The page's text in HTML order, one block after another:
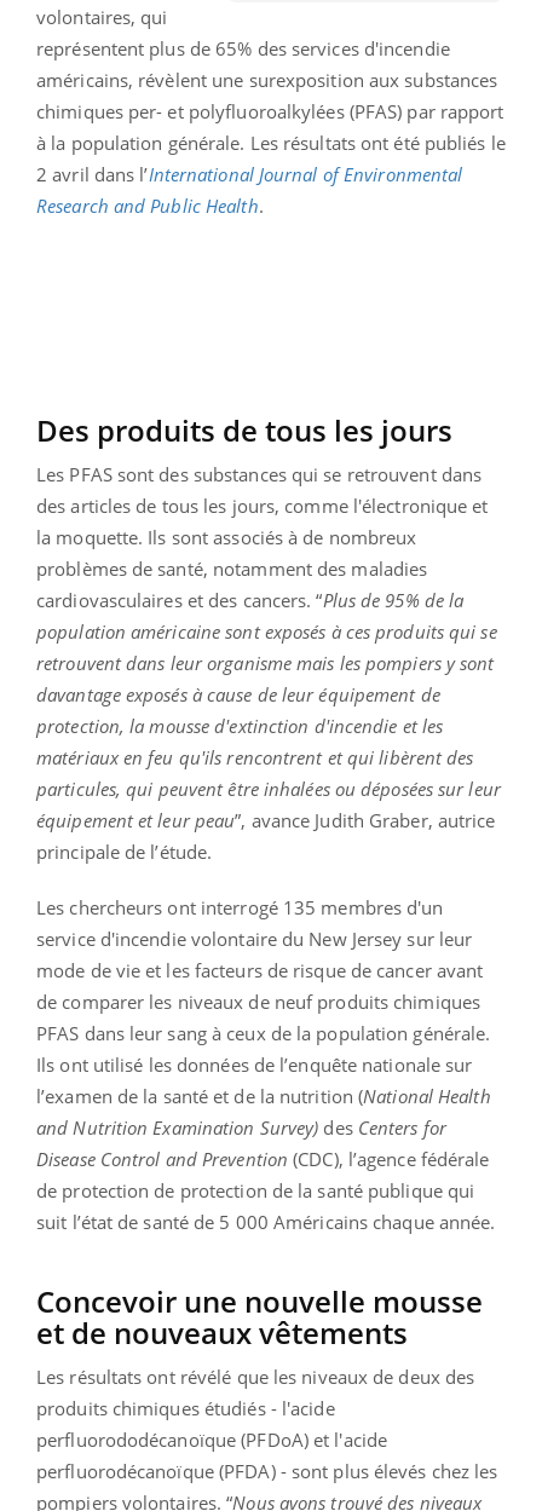
volontaires, qui
représentent plus de 65% des services d'incendie
américains, révèlent une surexposition aux substances
chimiques per- et polyfluoroalkylées (PFAS) par rapport
à la population générale. Les résultats ont été publiés le
2 avril dans l’International Journal of Environmental
Research and Public Health.
Des produits de tous les jours
Les PFAS sont des substances qui se retrouvent dans
des articles de tous les jours, comme l'électronique et
la moquette. Ils sont associés à de nombreux
problèmes de santé, notamment des maladies
cardiovasculaires et des cancers. “Plus de 95% de la
population américaine sont exposés à ces produits qui se
retrouvent dans leur organisme mais les pompiers y sont
davantage exposés à cause de leur équipement de
protection, la mousse d'extinction d'incendie et les
matériaux en feu qu'ils rencontrent et qui libèrent des
particules, qui peuvent être inhalées ou déposées sur leur
équipement et leur peau”, avance Judith Graber, autrice
principale de l’étude.
Les chercheurs ont interrogé 135 membres d'un
service d'incendie volontaire du New Jersey sur leur
mode de vie et les facteurs de risque de cancer avant
de comparer les niveaux de neuf produits chimiques
PFAS dans leur sang à ceux de la population générale.
Ils ont utilisé les données de l’enquête nationale sur
l’examen de la santé et de la nutrition (National Health
and Nutrition Examination Survey) des Centers for
Disease Control and Prevention (CDC), l’agence fédérale
de protection de protection de la santé publique qui
suit l’état de santé de 5 000 Américains chaque année.
Concevoir une nouvelle mousse
et de nouveaux vêtements
Les résultats ont révélé que les niveaux de deux des
produits chimiques étudiés - l'acide
perfluorododécanoïque (PFDoA) et l'acide
perfluorodécanoïque (PFDA) - sont plus élevés chez les
pompiers volontaires. “Nous avons trouvé des niveaux